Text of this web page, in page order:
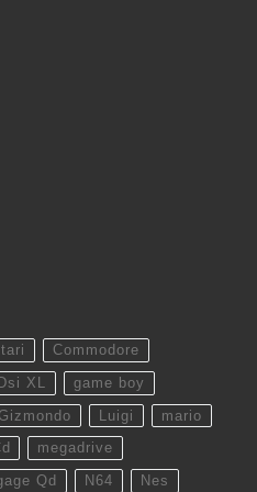
Commodore
Dsi XL game boy
Gizmondo Luigi mario
megadrive
Qd N64 Nes